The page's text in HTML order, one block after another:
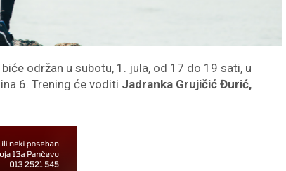
održan u subotu, 1. jula, od 17 do 19 sati, u
6. Trening će voditi Jadranka Grujičić Đurić,